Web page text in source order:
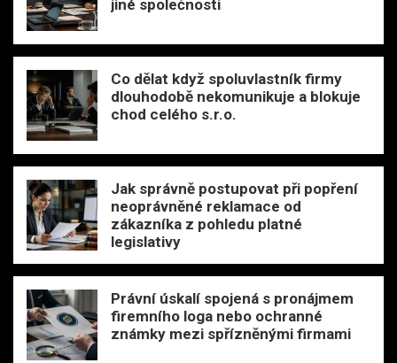
jiné společnosti
Co dělat když spoluvlastník firmy
dlouhodobě nekomunikuje a blokuje
chod celého s.r.o.
Jak správně postupovat při popření
neoprávněné reklamace od
zákazníka z pohledu platné
legislativy
Právní úskalí spojená s pronájmem
firemního loga nebo ochranné
známky mezi spřízněnými firmami